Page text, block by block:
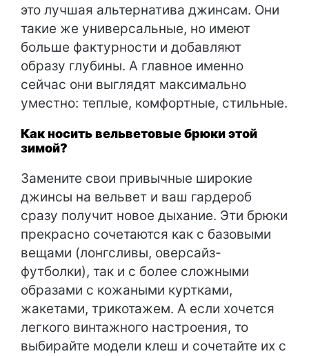
это лучшая альтернатива джинсам. Они
такие же универсальные, но имеют
больше фактурности и добавляют
образу глубины. А главное именно
сейчас они выглядят максимально
уместно: теплые, комфортные, стильные.
Как носить вельветовые брюки этой
зимой?
Замените свои привычные широкие
джинсы на вельвет и ваш гардероб
сразу получит новое дыхание. Эти брюки
прекрасно сочетаются как с базовыми
вещами (лонгсливы, оверсайз-
футболки), так и с более сложными
образами с кожаными куртками,
жакетами, трикотажем. А если хочется
легкого винтажного настроения, то
выбирайте модели клеш и сочетайте их с